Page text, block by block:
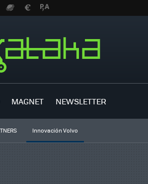
MAGNET NEWSLETTER
Innovación Volvo